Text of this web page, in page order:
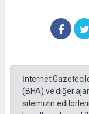
İnternet
(BHA) ve diğer
sitemizin